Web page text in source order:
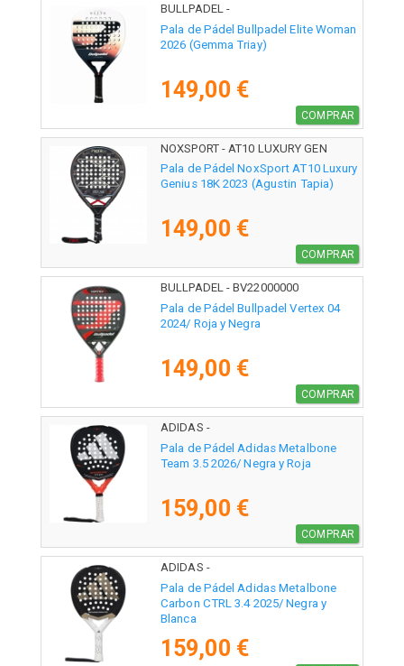
BULLPADEL -
Pala de Pádel Bullpadel Elite Woman
2026 (Gemma Triay)
149,00 €
COMPRAR
NOXSPORT - AT10 LUXURY GEN
Pala de Pádel NoxSport AT10 Luxury
Genius 18K 2023 (Agustin Tapia)
149,00 €
COMPRAR
BULLPADEL - BV22000000
Pala de Pádel Bullpadel Vertex 04
2024/ Roja y Negra
149,00 €
COMPRAR
ADIDAS -
Pala de Pádel Adidas Metalbone
Team 3.5 2026/ Negra y Roja
159,00 €
COMPRAR
ADIDAS -
Pala de Pádel Adidas Metalbone
Carbon CTRL 3.4 2025/ Negra y
Blanca
159,00 €